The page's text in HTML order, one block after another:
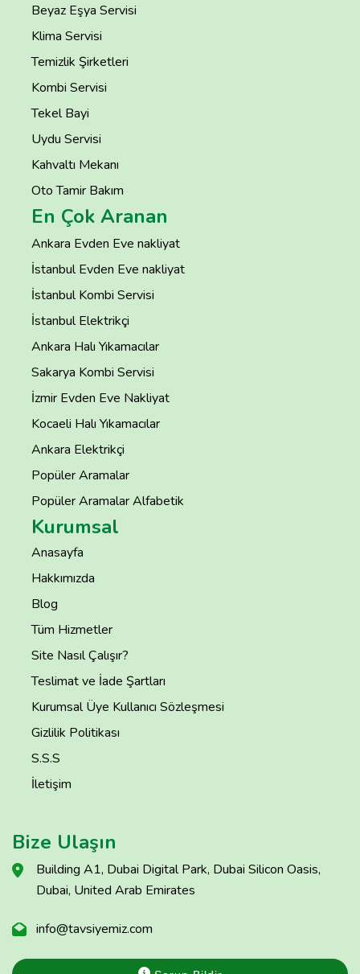
Beyaz Eşya Servisi
Klima Servisi
Temizlik Şirketleri
Kombi Servisi
Tekel Bayi
Uydu Servisi
Kahvaltı Mekanı
Oto Tamir Bakım
En Çok Aranan
Ankara Evden Eve nakliyat
İstanbul Evden Eve nakliyat
İstanbul Kombi Servisi
İstanbul Elektrikçi
Ankara Halı Yıkamacılar
Sakarya Kombi Servisi
İzmir Evden Eve Nakliyat
Kocaeli Halı Yıkamacılar
Ankara Elektrikçi
Popüler Aramalar
Popüler Aramalar Alfabetik
Kurumsal
Anasayfa
Hakkımızda
Blog
Tüm Hizmetler
Site Nasıl Çalışır?
Teslimat ve İade Şartları
Kurumsal Üye Kullanıcı Sözleşmesi
Gizlilik Politikası
S.S.S
İletişim
Bize Ulaşın
Building A1, Dubai Digital Park, Dubai Silicon Oasis,
Dubai, United Arab Emirates
info@tavsiyemiz.com